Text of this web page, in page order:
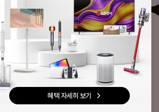
21,000원
#최고인기#고품질
check
집에서 WiFi만 쓰신다면, 실속 있는 가격에
기가 인터넷에 최다 채널까지 다 볼 수
혜택 자세히 보기